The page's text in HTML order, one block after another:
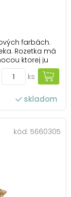
farbách.
Rozetka má
ktorej ju
darček.
5 mm
ks
skladom
kód: 5660305